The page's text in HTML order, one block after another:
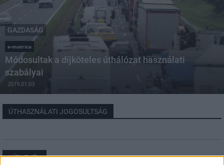
GAZDASÁG
e-matrica
Módosultak a díjköteles úthálózat használati
szabályai
2019.01.03
ÚTHASZNÁLATI JOGOSULTSÁG
HÍRLEVÉL